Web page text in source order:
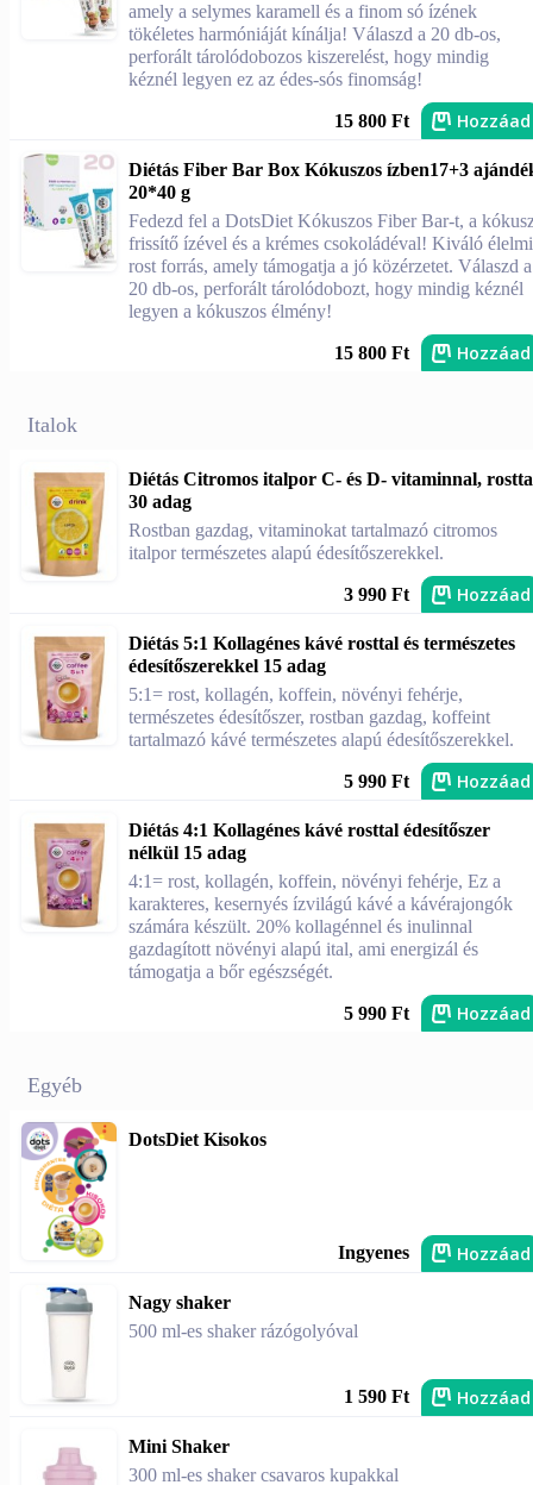
amely a selymes karamell és a finom só ízének
tökéletes harmóniáját kínálja! Válaszd a 20 db-os,
perforált tárolódobozos kiszerelést, hogy mindig
kéznél legyen ez az édes-sós finomság!
15 800 Ft Hozzáad
Diétás Fiber Bar Box Kókuszos ízben17+3
20*40 g
Fedezd fel a DotsDiet Kókuszos Fiber Bar-t, a
frissítő ízével és a krémes csokoládéval! Kiváló élelmi
rost forrás, amely támogatja a jó közérzetet. Válaszd a
20 db-os, perforált tárolódobozt, hogy mindig kéznél
legyen a kókuszos élmény!
15 800 Ft Hozzáad
Italok
Diétás Citromos italpor C- és D- vitaminnal,
30 adag
Rostban gazdag, vitaminokat tartalmazó citromos
italpor természetes alapú édesítőszerekkel.
3 990 Ft Hozzáad
Diétás 5:1 Kollagénes kávé rosttal és természetes
édesítőszerekkel 15 adag
5:1= rost, kollagén, koffein, növényi fehérje,
természetes édesítőszer, rostban gazdag, koffeint
tartalmazó kávé természetes alapú édesítőszerekkel.
5 990 Ft Hozzáad
Diétás 4:1 Kollagénes kávé rosttal édesítőszer
nélkül 15 adag
4:1= rost, kollagén, koffein, növényi fehérje, Ez a
karakteres, kesernyés ízvilágú kávé a kávérajongók
számára készült. 20% kollagénnel és inulinnal
gazdagított növényi alapú ital, ami energizál és
támogatja a bőr egészségét.
5 990 Ft Hozzáad
Egyéb
DotsDiet Kisokos
Ingyenes Hozzáad
Nagy shaker
500 ml-es shaker rázógolyóval
1 590 Ft Hozzáad
Mini Shaker
300 ml-es shaker csavaros kupakkal